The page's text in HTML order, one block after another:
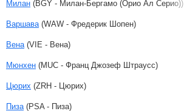
Милан (BGY - Милан-Бергамо (Орио Ал Серио))
Варшава (WAW - Фредерик Шопен)
Вена (VIE - Вена)
Мюнхен (MUC - Франц Джозеф Штраусс)
Цюрих (ZRH - Цюрих)
Пиза (PSA - Пиза)